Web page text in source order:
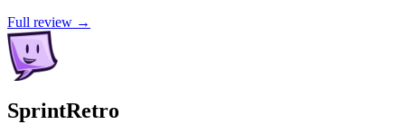
Full review →
SprintRetro